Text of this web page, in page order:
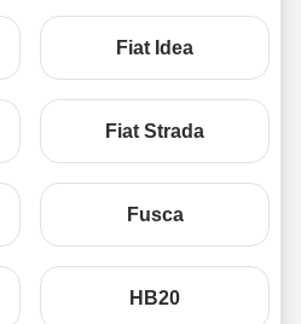
Fiat Idea
Fiat Strada
Fusca
HB20